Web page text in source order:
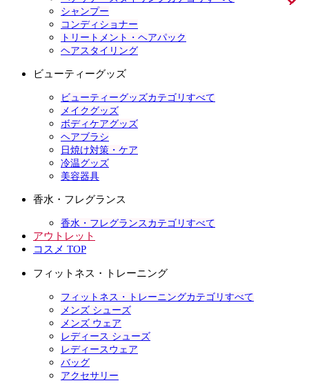
シャンプー
コンディショナー
トリートメント・ヘアパック
ヘアスタイリング
ビューティーグッズ
ビューティーグッズカテゴリすべて
メイクグッズ
ボディケアグッズ
ヘアブラシ
日焼け対策・ケア
冷温グッズ
美容器具
香水・フレグランス
香水・フレグランスカテゴリすべて
アウトレット
コスメ TOP
フィットネス・トレーニング
フィットネス・トレーニングカテゴリすべて
メンズ シューズ
メンズ ウェア
レディース シューズ
レディースウェア
バッグ
アクセサリー